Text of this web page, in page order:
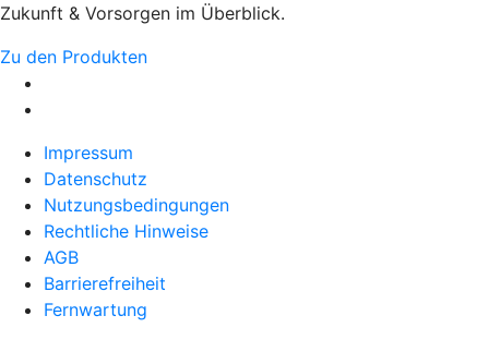
Zukunft & Vorsorgen im Überblick.
Zu den Produkten
Impressum
Datenschutz
Nutzungsbedingungen
Rechtliche Hinweise
AGB
Barrierefreiheit
Fernwartung